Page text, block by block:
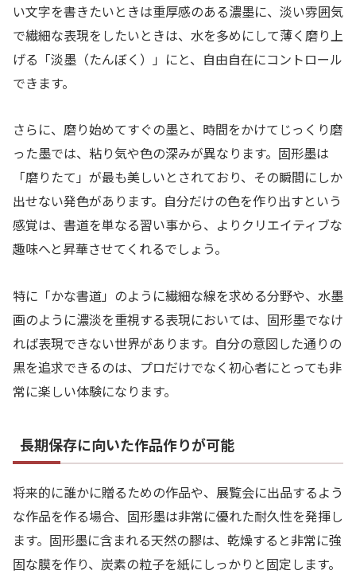
い文字を書きたいときは重厚感のある濃墨に、淡い雰囲気
で繊細な表現をしたいときは、水を多めにして薄く磨り上
げる「淡墨（たんぼく）」にと、自由自在にコントロール
できます。
さらに、磨り始めてすぐの墨と、時間をかけてじっくり磨
った墨では、粘り気や色の深みが異なります。固形墨は
「磨りたて」が最も美しいとされており、その瞬間にしか
出せない発色があります。自分だけの色を作り出すという
感覚は、書道を単なる習い事から、よりクリエイティブな
趣味へと昇華させてくれるでしょう。
特に「かな書道」のように繊細な線を求める分野や、水墨
画のように濃淡を重視する表現においては、固形墨でなけ
れば表現できない世界があります。自分の意図した通りの
黒を追求できるのは、プロだけでなく初心者にとっても非
常に楽しい体験になります。
長期保存に向いた作品作りが可能
将来的に誰かに贈るための作品や、展覧会に出品するよう
な作品を作る場合、固形墨は非常に優れた耐久性を発揮し
ます。固形墨に含まれる天然の膠は、乾燥すると非常に強
固な膜を作り、炭素の粒子を紙にしっかりと固定します。